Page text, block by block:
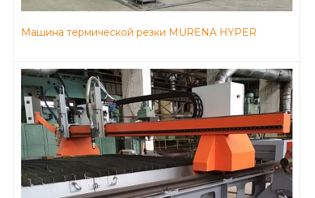
Машина термической резки MURENA HYPER